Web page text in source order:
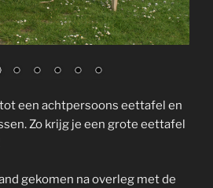
een achtpersoons eettafel en
Zo krijg je een grote eettafel
gekomen na overleg met de